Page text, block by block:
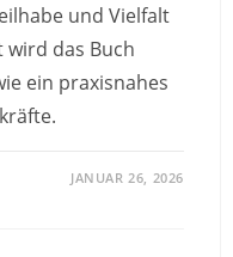
und Vielfalt
wird das Buch
ein praxisnahes
JANUAR 26, 2026